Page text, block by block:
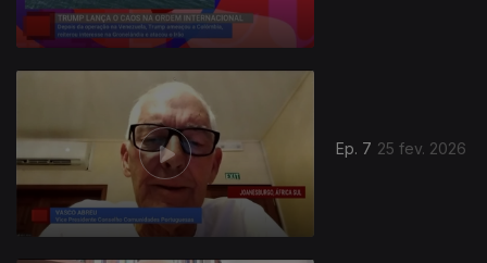
Ep. 7 25 fev. 2026